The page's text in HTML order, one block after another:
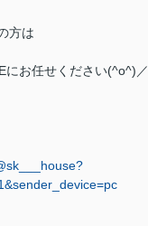
方は
にお任せください(^o^)／